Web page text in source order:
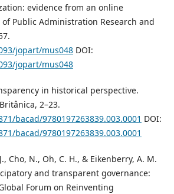
evidence from an online
Public Administration Research and
jopart/mus048DOI:
jopart/mus048
in historical perspective.
2–23.
bacad/9780197263839.003.0001 DOI:
bacad/9780197263839.003.0001
Cho, N., Oh, C. H., & Eikenberry, A. M.
and transparent governance:
Forum on Reinventing